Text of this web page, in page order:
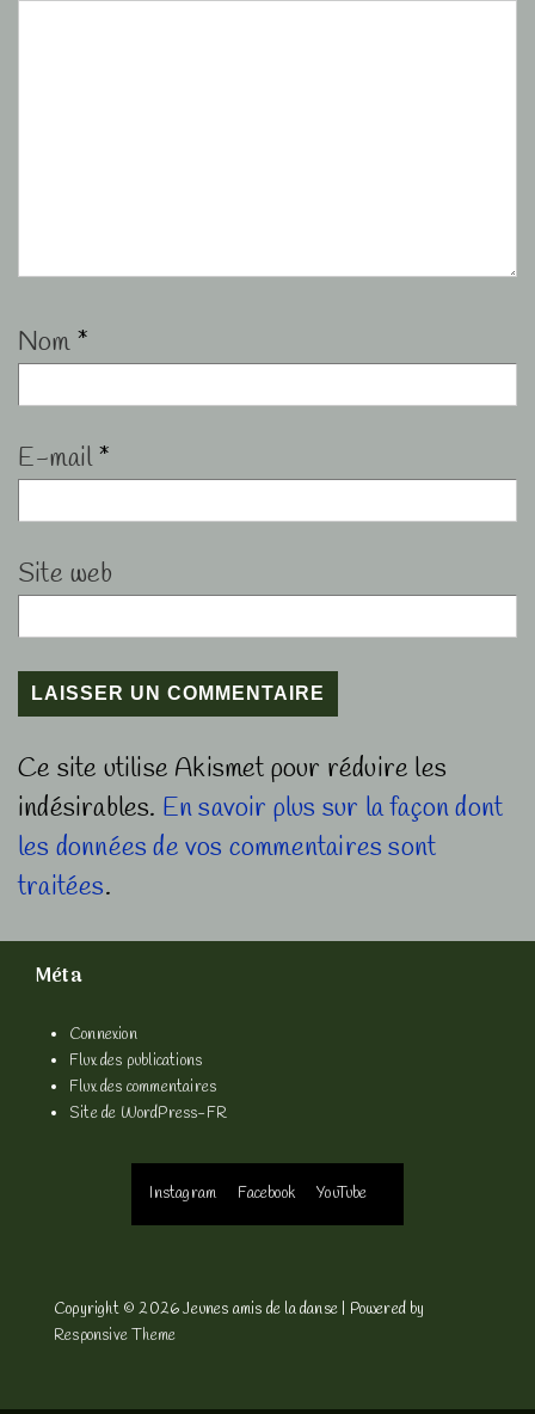
Nom *
E-mail*
Site web
Ce site utilise Akismet pour réduire les
indésirables. En savoir plus sur la façon dont
les données de vos commentaires sont
traitées.
Méta
Connexion
Flux des publications
Flux des commentaires
Site de WordPress-FR
Menu
bas
de
Instagram Facebook YouTube
Copyright © 2026Jeunes amis de la danse
| Powered by
Responsive Theme